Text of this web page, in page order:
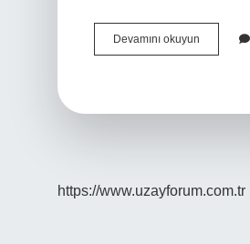
Devamını okuyun
Ne
https://www.uzayforum.com.tr